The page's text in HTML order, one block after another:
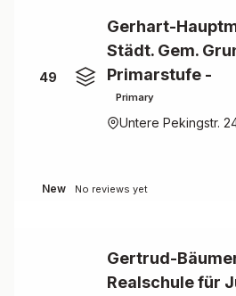
49
Gerhart-
Städt. Gem.
Primarstufe -
Primary
Untere Pekingstr.
New No reviews yet
Gertrud-
Realschule für